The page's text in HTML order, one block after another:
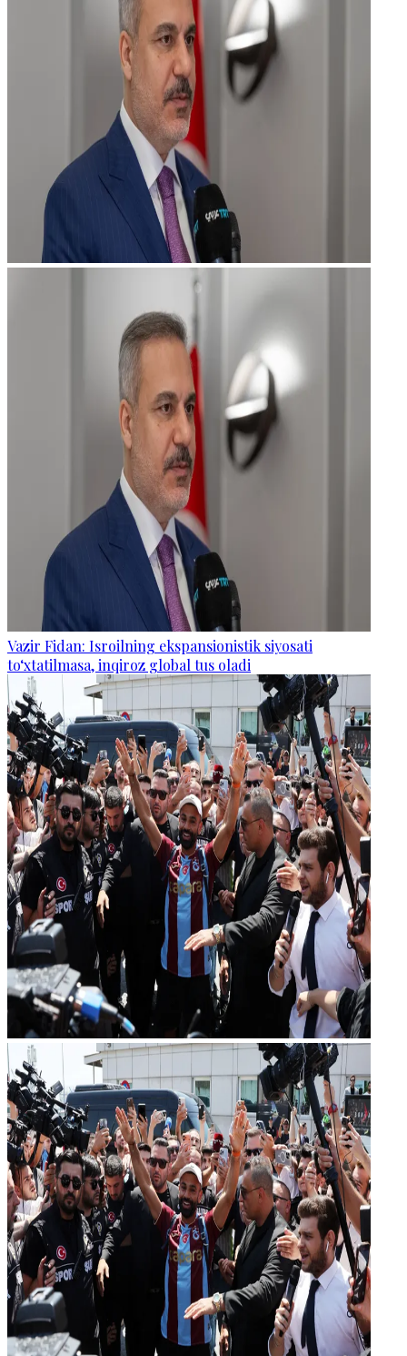
Vazir Fidan: Isroilning ekspansionistik siyosati
to‘xtatilmasa, inqiroz global tus oladi